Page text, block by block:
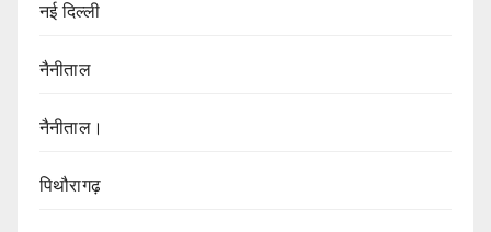
नई दिल्ली
नैनीताल
नैनीताल।
पिथौरागढ़